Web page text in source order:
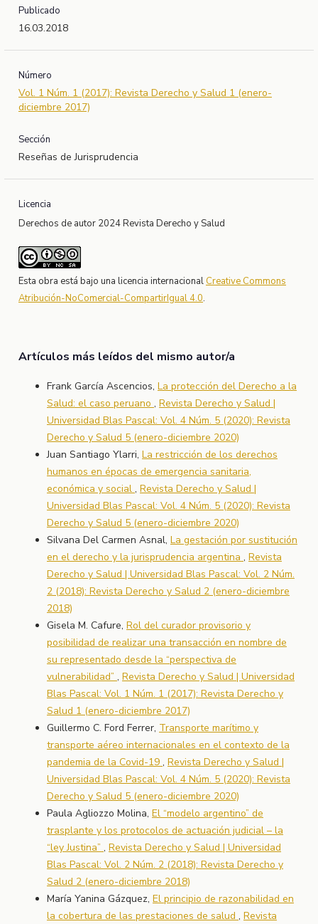
Publicado
16.03.2018
Número
Vol. 1 Núm. 1 (2017): Revista Derecho y Salud 1 (enero-
diciembre 2017)
Sección
Reseñas de Jurisprudencia
Licencia
Derechos de autor 2024 Revista Derecho y Salud
Esta obra está bajo una licencia internacional Creative Commons
Atribución-NoComercial-CompartirIgual 4.0.
Artículos más leídos del mismo autor/a
Frank García Ascencios, La protección del Derecho a la
Salud: el caso peruano , Revista Derecho y Salud |
Universidad Blas Pascal: Vol. 4 Núm. 5 (2020): Revista
Derecho y Salud 5 (enero-diciembre 2020)
Juan Santiago Ylarri, La restricción de los derechos
humanos en épocas de emergencia sanitaria,
económica y social , Revista Derecho y Salud |
Universidad Blas Pascal: Vol. 4 Núm. 5 (2020): Revista
Derecho y Salud 5 (enero-diciembre 2020)
Silvana Del Carmen Asnal, La gestación por sustitución
en el derecho y la jurisprudencia argentina , Revista
Derecho y Salud | Universidad Blas Pascal: Vol. 2 Núm.
2 (2018): Revista Derecho y Salud 2 (enero-diciembre
2018)
Gisela M. Cafure, Rol del curador provisorio y
posibilidad de realizar una transacción en nombre de
su representado desde la “perspectiva de
vulnerabilidad” , Revista Derecho y Salud | Universidad
Blas Pascal: Vol. 1 Núm. 1 (2017): Revista Derecho y
Salud 1 (enero-diciembre 2017)
Guillermo C. Ford Ferrer, Transporte marítimo y
transporte aéreo internacionales en el contexto de la
pandemia de la Covid-19 , Revista Derecho y Salud |
Universidad Blas Pascal: Vol. 4 Núm. 5 (2020): Revista
Derecho y Salud 5 (enero-diciembre 2020)
Paula Agliozzo Molina, El “modelo argentino” de
trasplante y los protocolos de actuación judicial – la
“ley Justina” , Revista Derecho y Salud | Universidad
Blas Pascal: Vol. 2 Núm. 2 (2018): Revista Derecho y
Salud 2 (enero-diciembre 2018)
María Yanina Gázquez, El principio de razonabilidad en
la cobertura de las prestaciones de salud , Revista